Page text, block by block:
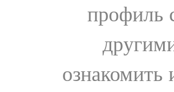
профиль
ознакомить